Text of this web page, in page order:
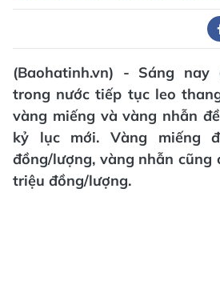
(Baohatinh.vn) - Sáng nay
trong nước tiếp tục leo
vàng miếng và vàng nhẫn
kỷ lục mới. Vàng miếng
đồng/lượng, vàng nhẫn cũng
triệu đồng/lượng.